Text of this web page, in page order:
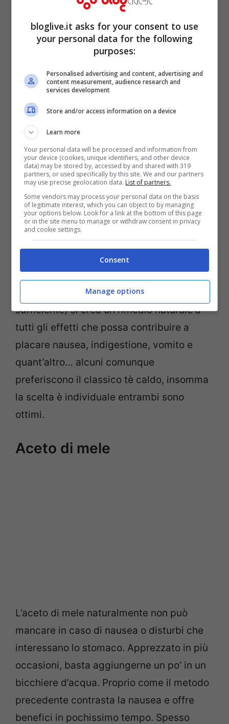
Concludiamo con le spezie parlando
brevemente dellacannella
rinomata in cucina e nel campo della
salute. Le sue vitamine e sali minerali sono
ottimi per numerosi fattori. Alleata di
mente e corpo, si dimostra un potente
antiossidante oltre che digestivo naturale.
Combatte la nausea, il vomito, la
stanchezza… è inoltre un famoso
disinfettante, antisettico e antibatterico.
Acqua calda e limone
Questa è una delle soluzioni più famose al
mondo, infatti con un semplice bicchiere
d’acqua calda e del succo di limone (½ è
sufficiente) si crea un rimedio naturale a
tutti gli effetti che possa contribuire a
placare nausea, indigestione, vomito e
quant’altro… alcuni comunque
preferiscono il classico tè caldo, insomma
la scelta è individuale entrambi sono
ottimi.
Aceto di mele
L’aceto di mele naturalmente non può
mancare in caso di nausea o disturbi che
interessano lo stomaco. Apprezzato in più
occasioni, basta aggiungerne un po’ in un
bicchiere d’acqua. Proprio come il metodo
precedente contrasta la nausea e offre
benefici in pochissimo tempo. Spesso
bloglive.it asks for your consent to use
your personal data for the following
purposes:
Personalised advertising and content, advertising and
content measurement, audience research and
services development
Store and/or access information on a device
Learn more
Your personal data will be processed and information from
your device (cookies, unique identifiers, and other device
data) may be stored by, accessed by and shared with 319
partners, or used specifically by this site. We and our partners
may use precise geolocation data. List of partners.
Some vendors may process your personal data on the basis
of legitimate interest, which you can object to by managing
your options below. Look for a link at the bottom of this page
or in the site menu to manage or withdraw consent in privacy
and cookie settings.
Consent
Manage options